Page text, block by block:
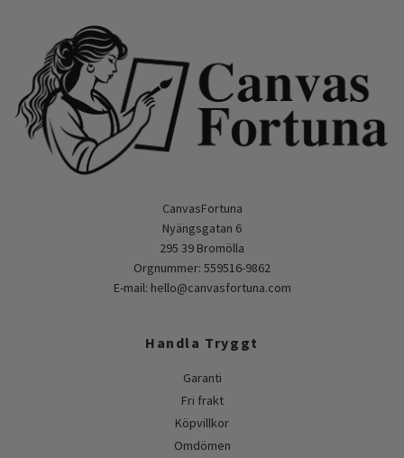
CanvasFortuna
Nyängsgatan 6
295 39 Bromölla
Orgnummer: 559516-9862
E-mail: hello@canvasfortuna.com
Handla Tryggt
Garanti
Fri frakt
Köpvillkor
Omdömen